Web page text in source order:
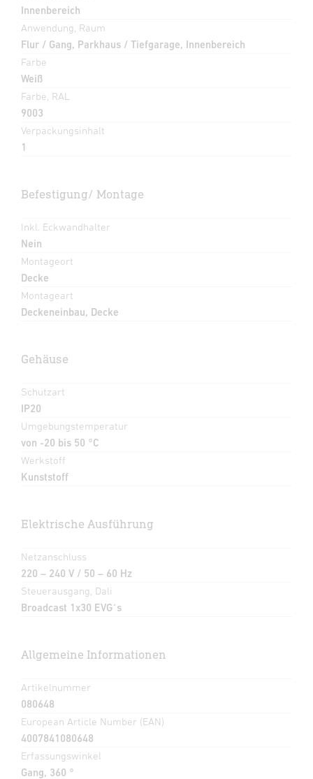
Innenbereich
Anwendung, Raum
Flur / Gang, Parkhaus / Tiefgarage, Innenbereich
Farbe
Weiß
Farbe, RAL
9003
Verpackungsinhalt
1
Befestigung/ Montage
Inkl. Eckwandhalter
Nein
Montageort
Decke
Montageart
Deckeneinbau, Decke
Gehäuse
Schutzart
IP20
Umgebungstemperatur
von -20 bis 50 °C
Werkstoff
Kunststoff
Elektrische Ausführung
Netzanschluss
220 – 240 V / 50 – 60 Hz
Steuerausgang, Dali
Broadcast 1x30 EVG´s
Allgemeine Informationen
Artikelnummer
080648
European Article Number (EAN)
4007841080648
Erfassungswinkel
Gang, 360 °